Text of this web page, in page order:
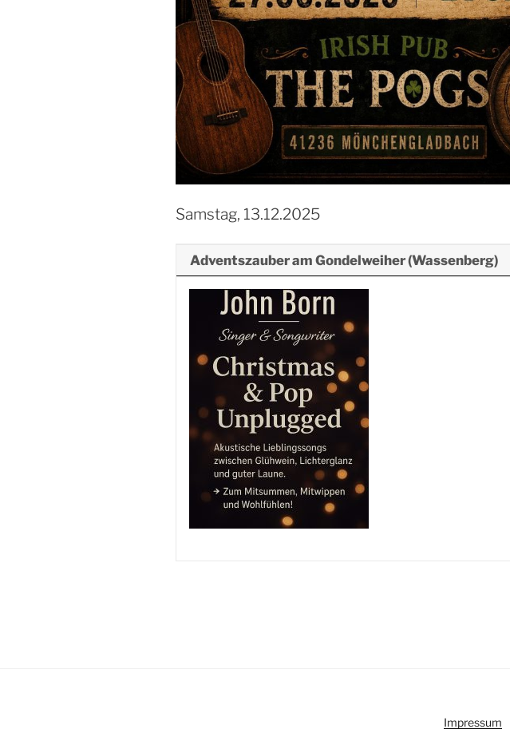
Samstag, 13.12.2025
Adventszauber am Gondelweiher (Wassenberg)
Impressum